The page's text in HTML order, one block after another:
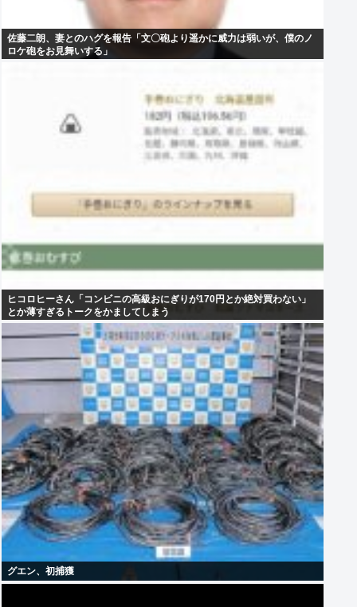
佐藤二朗、妻とのハグを報告「文〇砲より遥かに威力は弱いが、僕のノ
ロケ砲をお見舞いする」
ヒコロヒーさん「コンビニの高級おにぎりが170円とか絶対買わない」
とか薄すぎるトークをかましてしまう
グエン、初捕獲